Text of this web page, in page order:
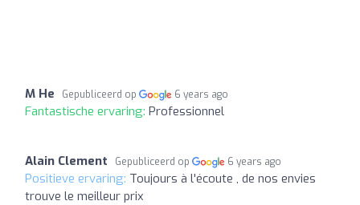
M He Gepubliceerd op 6 years ago
Fantastische ervaring: Professionnel
Alain Clement Gepubliceerd op 6 years ago
Positieve ervaring: Toujours à l'écoute , de nos envies
trouve le meilleur prix